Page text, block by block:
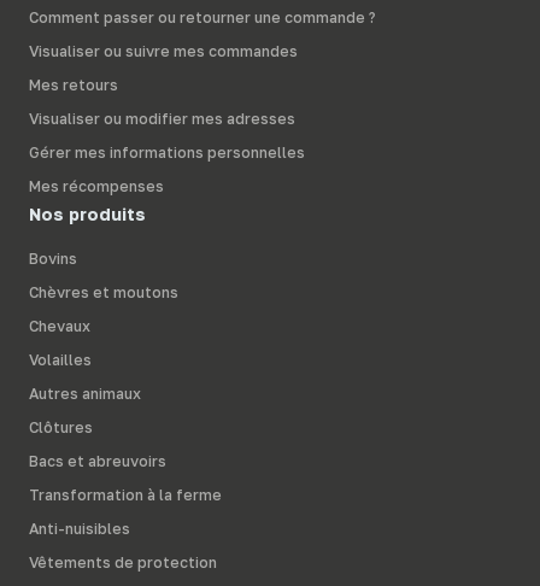
Comment passer ou retourner une commande ?
Visualiser ou suivre mes commandes
Mes retours
Visualiser ou modifier mes adresses
Gérer mes informations personnelles
Mes récompenses
Nos produits
Bovins
Chèvres et moutons
Chevaux
Volailles
Autres animaux
Clôtures
Bacs et abreuvoirs
Transformation à la ferme
Anti-nuisibles
Vêtements de protection